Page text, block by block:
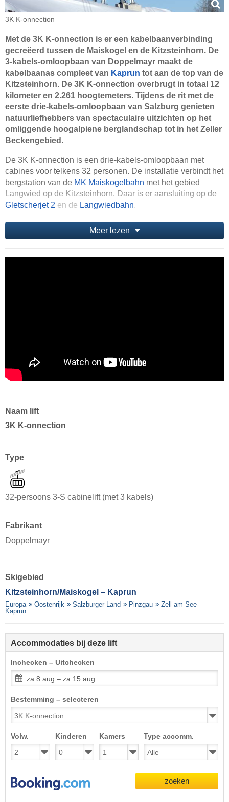
3K K-onnection
Met de 3K K-onnection is er een kabelbaanverbinding
gecreëerd tussen de Maiskogel en de Kitzsteinhorn. De
3-kabels-omloopbaan van Doppelmayr maakt de
kabelbaanas compleet van Kaprun tot aan de top van de
Kitzsteinhorn. De 3K K-onnection overbrugt in totaal 12
kilometer en 2.261 hoogtemeters. Tijdens de rit met de
eerste drie-kabels-omloopbaan van Salzburg genieten
natuurliefhebbers van spectaculaire uitzichten op het
omliggende hoogalpiene berglandschap tot in het Zeller
Beckengebied.
De 3K K-onnection is een drie-kabels-omloopbaan met
cabines voor telkens 32 personen. De installatie verbindt het
bergstation van de MK Maiskogelbahn met het gebied
Langwied op de Kitzsteinhorn. Daar is er aansluiting op de
Gletscherjet 2 en de Langwiedbahn.
Meer lezen
Naam lift
3K K-onnection
Type
32-persoons 3-S cabinelift (met 3 kabels)
Fabrikant
Doppelmayr
Skigebied
Kitzsteinhorn/​Maiskogel – Kaprun
Europa Oostenrijk Salzburger Land Pinzgau
Zell am See-
Kaprun
Accommodaties bij deze lift
Inchecken – Uitchecken
za 8 aug – za 15 aug
Bestemming – selecteren
Volw. Kinderen Kamers Type accomm.
zoeken